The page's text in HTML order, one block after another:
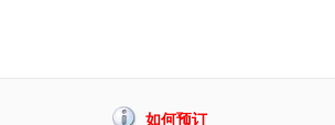
如何预订